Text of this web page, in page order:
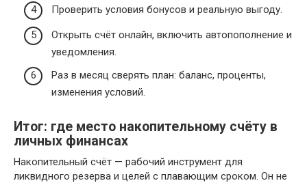
Проверить условия бонусов и реальную выгоду.
Открыть счёт онлайн, включить автопополнение и
уведомления.
Раз в месяц сверять план: баланс, проценты,
изменения условий.
Итог: где место накопительному счёту в
личных финансах
Накопительный счёт — рабочий инструмент для
ликвидного резерва и целей с плавающим сроком. Он не